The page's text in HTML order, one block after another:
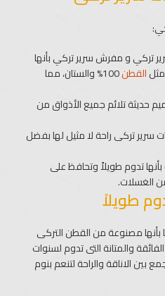
تركي و مفرش سرير تركي بأنها
القطن
100% والستان، مما
حديثة تلائم جميع الأذواق من
سرير تركى راحة لا مثيل لها بفضل
تدوم طويلاً وتحافظ على
الغسلات.
طويلاً
بأنها مصنوعة من القطن التركى
والمتانة التى تدوم لسنوات
بين الاناقة والراحة لتنعم بنوم